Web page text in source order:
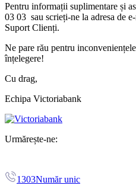
Pentru informații suplimentare și
03 03 sau scrieți-ne la adresa de
Suport Clienți.
Ne pare rău pentru
înțelegere!
Cu drag,
Echipa Victoriabank
Urmărește-ne:
1303Număr unic